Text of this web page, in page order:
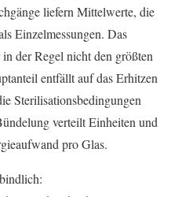
liefern Mittelwerte, die
Einzelmessungen. Das
der Regel nicht den größten
entfällt auf das Erhitzen
Sterilisationsbedingungen
verteilt Einheiten und
pro Glas.